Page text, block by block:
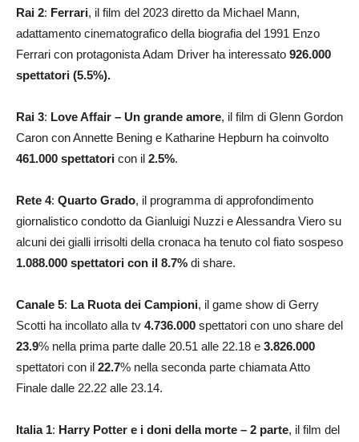
Rai 2: Ferrari, il film del 2023 diretto da Michael Mann,
adattamento cinematografico della biografia del 1991 Enzo
Ferrari con protagonista Adam Driver ha interessato 926.000
spettatori (5.5%).
Rai 3: Love Affair – Un grande amore, il film di Glenn Gordon
Caron con Annette Bening e Katharine Hepburn ha coinvolto
461.000 spettatori con il 2.5%.
Rete 4: Quarto Grado, il programma di approfondimento
giornalistico condotto da Gianluigi Nuzzi e Alessandra Viero su
alcuni dei gialli irrisolti della cronaca ha tenuto col fiato sospeso
1.088.000 spettatori con il 8.7% di share.
Canale 5: La Ruota dei Campioni, il game show di Gerry
Scotti ha incollato alla tv 4.736.000 spettatori con uno share del
23.9% nella prima parte dalle 20.51 alle 22.18 e 3.826.000
spettatori con il 22.7% nella seconda parte chiamata Atto
Finale dalle 22.22 alle 23.14.
Italia 1: Harry Potter e i doni della morte – 2 parte, il film del